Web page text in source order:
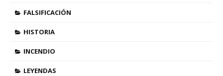
FALSIFICACIÓN
HISTORIA
INCENDIO
LEYENDAS